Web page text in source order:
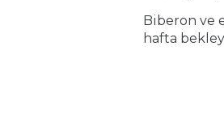
Biberon ve
hafta